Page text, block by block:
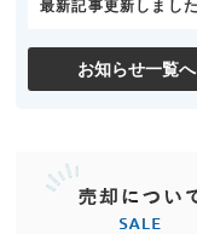
お知らせ一覧へ